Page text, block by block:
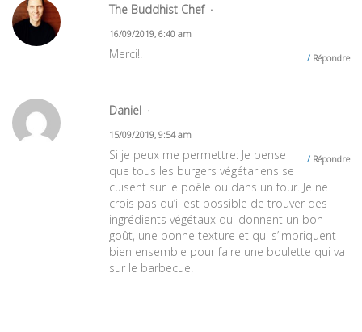
The Buddhist Chef
16/09/2019, 6:40 am
Répondre
Merci!!
Daniel
15/09/2019, 9:54 am
Répondre
Si je peux me permettre: Je pense
que tous les burgers végétariens se
cuisent sur le poêle ou dans un four. Je ne
crois pas qu’il est possible de trouver des
ingrédients végétaux qui donnent un bon
goût, une bonne texture et qui s’imbriquent
bien ensemble pour faire une boulette qui va
sur le barbecue.